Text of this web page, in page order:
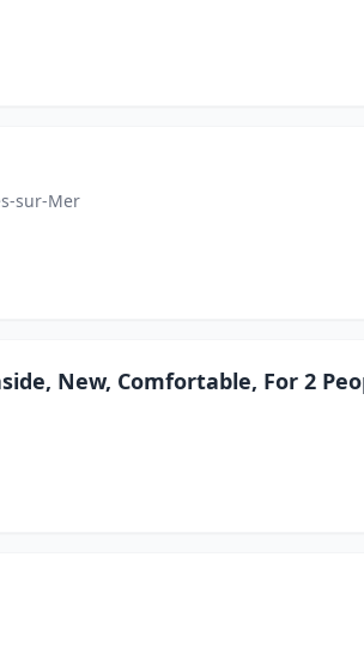
sur-Mer
New, Comfortable, For 2